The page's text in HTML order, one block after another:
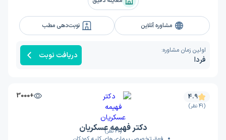
مشاوره آنلاین نوبت‌دهی مطب
اولین زمان مشاوره:
فردا دریافت نوبت
(41 نظر)
+3000 4.9
(41 نظر)
دکتر فهیمه عسکریان